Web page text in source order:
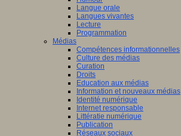
Langue orale
Langues vivantes
Lecture
Programmation
Médias
Compétences informationnelles
Culture des médias
Curation
Droits
Education aux médias
Information et nouveaux médias
Identité numérique
Internet responsable
Littératie numérique
Publication
Réseaux sociaux